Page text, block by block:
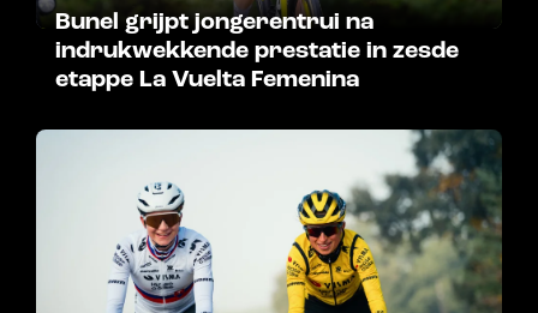
Bunel grijpt jongerentrui na
indrukwekkende prestatie in zesde
etappe La Vuelta Femenina